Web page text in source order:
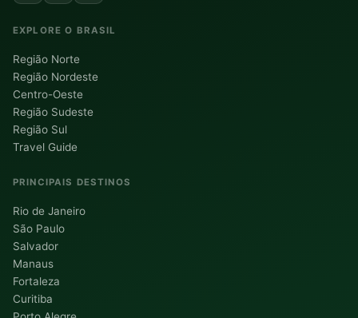
EXPLORE O BRASIL
Região Norte
Região Nordeste
Centro-Oeste
Região Sudeste
Região Sul
Travel Guide
PRINCIPAIS DESTINOS
Rio de Janeiro
São Paulo
Salvador
Manaus
Fortaleza
Curitiba